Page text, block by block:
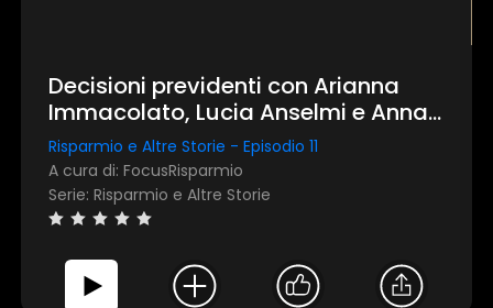
Decisioni previdenti con Arianna
Immacolato, Lucia Anselmi e Anna
Maria Selvaggio
Risparmio e Altre Storie - Episodio 11
A cura di: FocusRisparmio
Serie: Risparmio e Altre Storie